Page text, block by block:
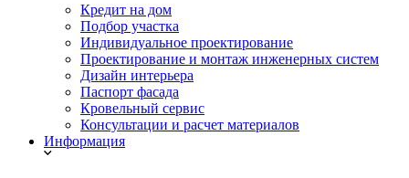
Кредит на дом
Подбор участка
Индивидуальное проектирование
Проектирование и монтаж инженерных систем
Дизайн интерьера
Паспорт фасада
Кровельный сервис
Консультации и расчет материалов
Информация